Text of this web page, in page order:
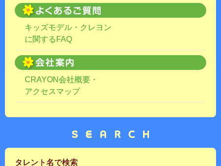
キッズモデル・クレヨン
に関するFAQ
CRAYON会社概要・
アクセスマップ
タレント名で検索